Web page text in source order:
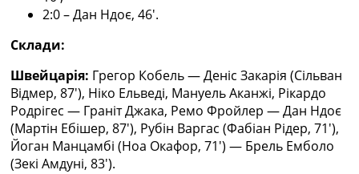
2:0 – Дан Ндоє, 46′.
Склади:
Швейцарія: Грегор Кобель — Деніс Закарія (Сільван
Відмер, 87′), Ніко Ельведі, Мануель Аканжі, Рікардо
Родрігес — Граніт Джака, Ремо Фройлер — Дан Ндоє
(Мартін Ебішер, 87′), Рубін Варгас (Фабіан Рідер, 71′),
Йоган Манцамбі (Ноа Окафор, 71′) — Брель Емболо
(Зекі Амдуні, 83′).